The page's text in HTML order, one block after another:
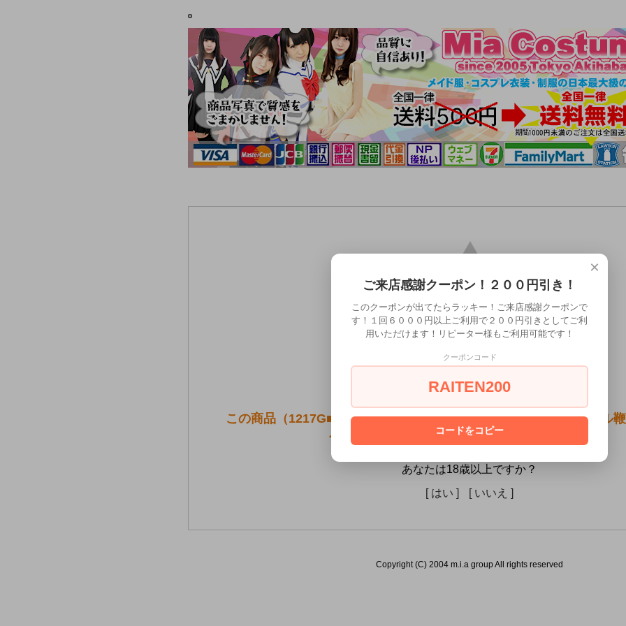
この商品（1217G■●送料無料●【即納・本店在庫限定・Ｂ品】パド
色：赤/紫）は18歳未満の方には販売できません。
あなたは18歳以上ですか？
[ はい ]
[ いいえ ]
Copyright (C) 2004 m.i.a group All rights reserved
×
ご来店感謝クーポン！２００円引き！
このクーポンが出てたらラッキー！ご来店感謝クーポンで
す！１回６０００円以上ご利用で２００円引きとしてご利
用いただけます！リピーター様もご利用可能です！
クーポンコード
RAITEN200
コードをコピー